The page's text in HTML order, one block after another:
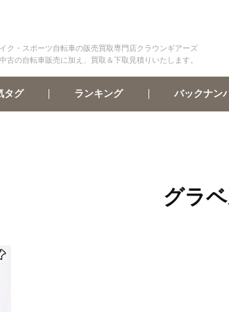
ク・スポーツ自転車の販売買取専門店クラウンギアーズ
古の自転車販売に加え、買取＆下取見積りいたします。
タグ ランキング バックナン
グラ